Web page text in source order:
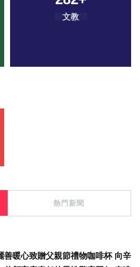
文教
熱門新聞
善暖心致贈父親節禮物咖啡杯 向辛